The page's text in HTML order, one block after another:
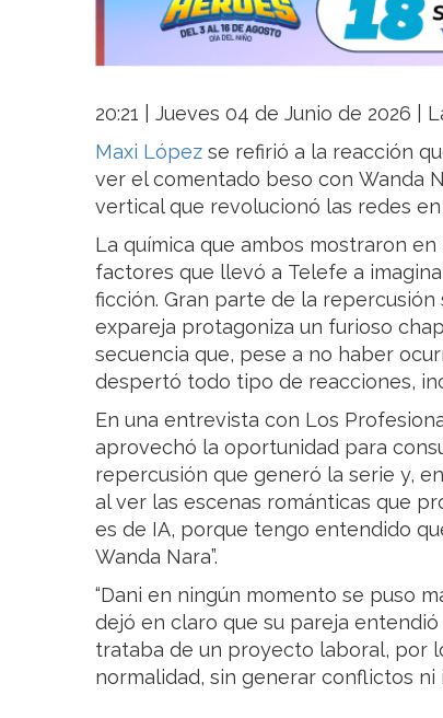
20:21 | Jueves 04 de Junio de 2026 |
Maxi López se refirió a la reacción
ver el comentado beso con Wanda
vertical que revolucionó las redes
La química que ambos mostraron
factores que llevó a Telefe a
ficción. Gran parte de la
expareja protagoniza un furioso
secuencia que, pese a no haber
despertó todo tipo de reacciones,
En una entrevista con Los
aprovechó la oportunidad para
repercusión que generó la serie y,
al ver las escenas románticas que
es de IA, porque tengo entendido
Wanda Nara”.
“Dani en ningún momento se puso
dejó en claro que su pareja
trataba de un proyecto laboral, por
normalidad, sin generar conflictos